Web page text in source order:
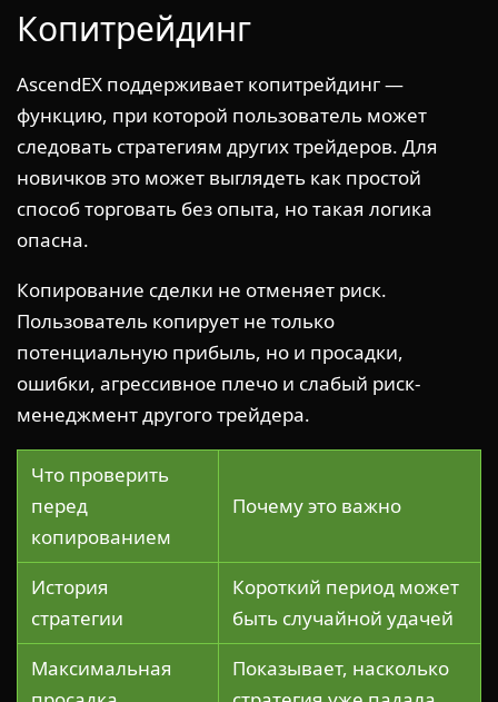
Копитрейдинг
AscendEX поддерживает копитрейдинг —
функцию, при которой пользователь может
следовать стратегиям других трейдеров. Для
новичков это может выглядеть как простой
способ торговать без опыта, но такая логика
опасна.
Копирование сделки не отменяет риск.
Пользователь копирует не только
потенциальную прибыль, но и просадки,
ошибки, агрессивное плечо и слабый риск-
менеджмент другого трейдера.
Что проверить
перед
копированием
Почему это важно
История
стратегии
Короткий период может
быть случайной удачей
Максимальная
Показывает, насколько